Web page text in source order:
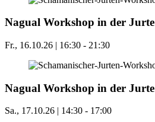
Nagual Workshop in der Jurte
Fr., 16.10.26 | 16:30 - 21:30
Nagual Workshop in der Jurte
Sa., 17.10.26 | 14:30 - 17:00